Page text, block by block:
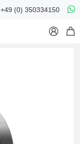
+49 (0) 350334150
 